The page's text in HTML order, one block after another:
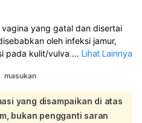
yang gatal dan disertai
oleh infeksi jamur,
pada kulit/vulva. Karena ada
penyebab yang sering adalah:
gatal, keputihan putih
dan area sekitar bisa
... Lihat Lainnya
masukan
yang disampaikan di atas
bukan pengganti saran